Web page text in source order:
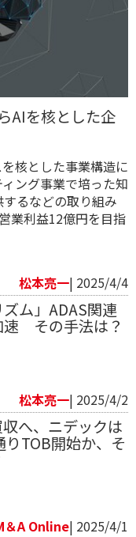
AIを核とした企
核とした事業構造に
ング事業で培った知
るなどの取り組み
業利益12億円を目指
松本亮一| 2025/4/4
ム」ADAS関連
速 その手法は？
松本亮一| 2025/4/2
へ、ニデックは
TOB開始か、そ
＆A Online| 2025/4/1